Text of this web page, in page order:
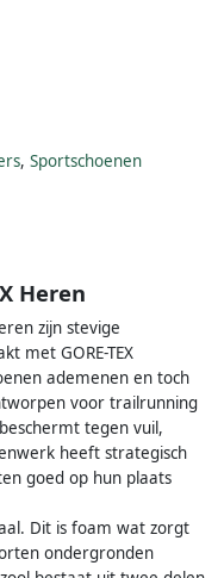
, Sportschoenen
Heren
zijn stevige
met GORE-TEX
ademenen en toch
voor trailrunning
tegen vuil,
heeft strategisch
goed op hun plaats
Dit is foam wat zorgt
ondergronden